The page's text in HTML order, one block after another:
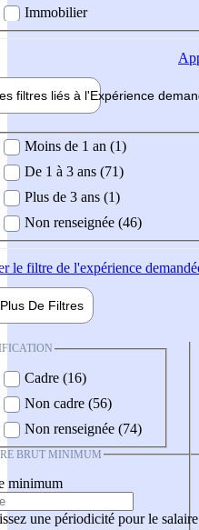
Immobilier
filtres liés à l'Expérience
demandée
Moins de 1 an (1)
De 1 à 3 ans (71)
Plus de 3 ans (1)
Non renseignée (46)
le filtre de l'expérience
Plus De Filtres
Cadre (16)
Non cadre (56)
Non renseignée (74)
BRUT MINIMUM
minimum
une périodicité pour le